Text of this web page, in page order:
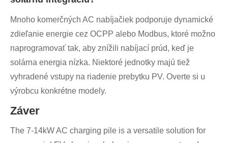
Mnoho komerčných AC nabíjačiek podporuje dynamické
zdieľanie energie cez OCPP alebo Modbus, ktoré možno
naprogramovať tak, aby znížili nabíjací prúd, keď je
solárna energia nízka. Niektoré jednotky majú tiež
vyhradené vstupy na riadenie prebytku PV. Overte si u
výrobcu konkrétne modely.
Záver
The 7-14kW AC charging pile is a versatile solution for